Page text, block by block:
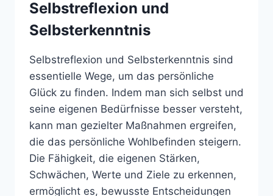
Selbstreflexion und
Selbsterkenntnis
Selbstreflexion und Selbsterkenntnis sind
essentielle Wege, um das persönliche
Glück zu finden. Indem man sich selbst und
seine eigenen Bedürfnisse besser versteht,
kann man gezielter Maßnahmen ergreifen,
die das persönliche Wohlbefinden steigern.
Die Fähigkeit, die eigenen Stärken,
Schwächen, Werte und Ziele zu erkennen,
ermöglicht es, bewusste Entscheidungen